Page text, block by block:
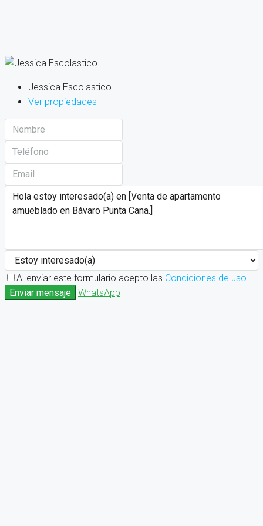
Jessica Escolastico
Ver propiedades
Al enviar este formulario acepto las Condiciones de uso
Enviar mensaje
WhatsApp